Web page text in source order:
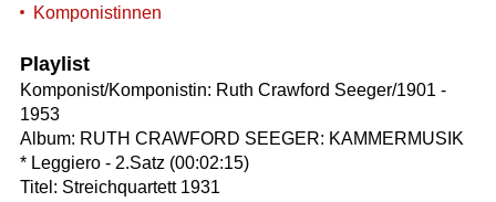
Komponistinnen
Playlist
Komponist/Komponistin: Ruth Crawford Seeger/1901 -
1953
Album: RUTH CRAWFORD SEEGER: KAMMERMUSIK
* Leggiero - 2.Satz (00:02:15)
Titel: Streichquartett 1931